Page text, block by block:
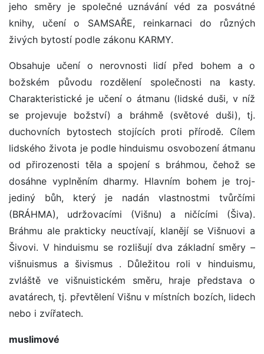
jeho směry je společné uznávání véd za posvátné
knihy, učení o SAMSAŘE, reinkarnaci do různých
živých bytostí podle zákonu KARMY.
Obsahuje učení o nerovnosti lidí před bohem a o
božském původu rozdělení společnosti na kasty.
Charakteristické je učení o átmanu (lidské duši, v níž
se projevuje božství) a bráhmě (světové duši), tj.
duchovních bytostech stojících proti přírodě. Cílem
lidského života je podle hinduismu osvobození átmanu
od přirozenosti těla a spojení s bráhmou, čehož se
dosáhne vyplněním dharmy. Hlavním bohem je troj-
jediný bůh, který je nadán vlastnostmi tvůrčími
(BRÁHMA), udržovacími (Višnu) a ničícími (Šiva).
Bráhmu ale prakticky neuctívají, klanějí se Višnuovi a
Šivovi. V hinduismu se rozlišují dva základní směry –
višnuismus a šivismus . Důležitou roli v hinduismu,
zvláště ve višnuistickém směru, hraje představa o
avatárech, tj. převtělení Višnu v místních bozích, lidech
nebo i zvířatech.
muslimové